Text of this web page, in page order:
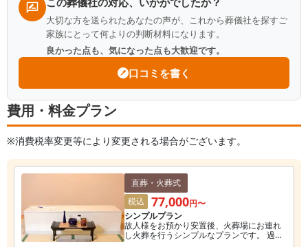
大切な方を送られたあなたの声が、これから葬儀社を探すご
家族にとって何よりの判断材料になります。
良かった点も、気になった点も大歓迎です。
口コミを書く
費用・料金プラン
※消費税率変更等により変更される場合がございます。
直葬・火葬式
税込
77,000円〜
シンプルプラン
故人様をお預かり安置後、火葬場にお連れ
し火葬を行うシンプルなプランです。 過剰
なサービスを省略し最も費用を抑えること